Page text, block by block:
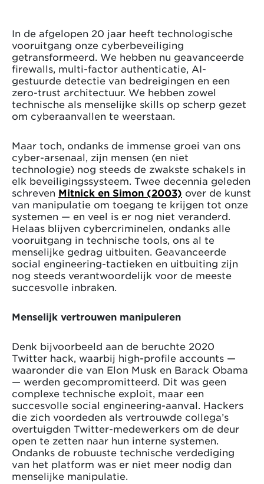
In de afgelopen 20 jaar heeft technologische
vooruitgang onze cyberbeveiliging
getransformeerd. We hebben nu geavanceerde
firewalls, multi-factor authenticatie, AI-
gestuurde detectie van bedreigingen en een
zero-trust architectuur. We hebben zowel
technische als menselijke skills op scherp gezet
om cyberaanvallen te weerstaan.
Maar toch, ondanks de immense groei van ons
cyber-arsenaal, zijn mensen (en niet
technologie) nog steeds de zwakste schakels in
elk beveiligingssysteem. Twee decennia geleden
schreven Mitnick en Simon (2003) over de kunst
van manipulatie om toegang te krijgen tot onze
systemen — en veel is er nog niet veranderd.
Helaas blijven cybercriminelen, ondanks alle
vooruitgang in technische tools, ons al te
menselijke gedrag uitbuiten. Geavanceerde
social engineering-tactieken en uitbuiting zijn
nog steeds verantwoordelijk voor de meeste
succesvolle inbraken.
Menselijk vertrouwen manipuleren
Denk bijvoorbeeld aan de beruchte 2020
Twitter hack, waarbij high-profile accounts —
waaronder die van Elon Musk en Barack Obama
— werden gecompromitteerd. Dit was geen
complexe technische exploit, maar een
succesvolle social engineering-aanval. Hackers
die zich voordeden als vertrouwde collega’s
overtuigden Twitter-medewerkers om de deur
open te zetten naar hun interne systemen.
Ondanks de robuuste technische verdediging
van het platform was er niet meer nodig dan
menselijke manipulatie.